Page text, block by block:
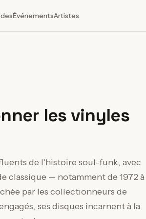
ÉvénementsArtistes
les vinyles
de l'histoire soul-funk, avec
classique — notamment de 1972 à
par les collectionneurs de
ses disques incarnent à la